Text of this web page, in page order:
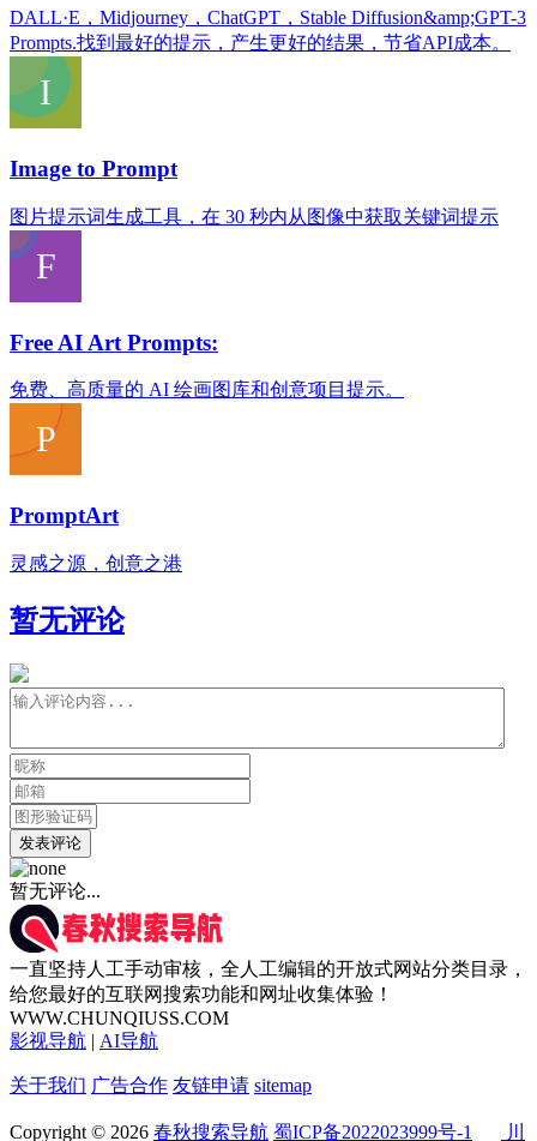
DALL·E，Midjourney，ChatGPT，Stable Diffusion&amp;GPT-3
Prompts.找到最好的提示，产生更好的结果，节省API成本。
Image to Prompt
图片提示词生成工具，在 30 秒内从图像中获取关键词提示
Free AI Art Prompts:
免费、高质量的 AI 绘画图库和创意项目提示。
PromptArt
灵感之源，创意之港
暂无评论
发表评论
暂无评论...
一直坚持人工手动审核，全人工编辑的开放式网站分类目录，
给您最好的互联网搜索功能和网址收集体验！
WWW.CHUNQIUSS.COM
影视导航 | AI导航
关于我们 广告合作 友链申请 sitemap
Copyright © 2026 春秋搜索导航 蜀ICP备2022023999号-1 川